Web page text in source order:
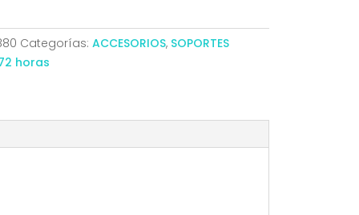
Categorías:ACCESORIOS, SOPORTES
horas